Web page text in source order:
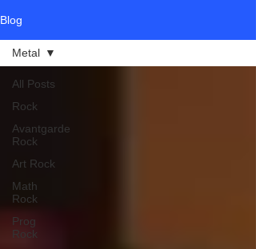
Blog
All Posts
Rock
Avantgarde
Rock
Art Rock
Math
Rock
Prog
Rock
Metal